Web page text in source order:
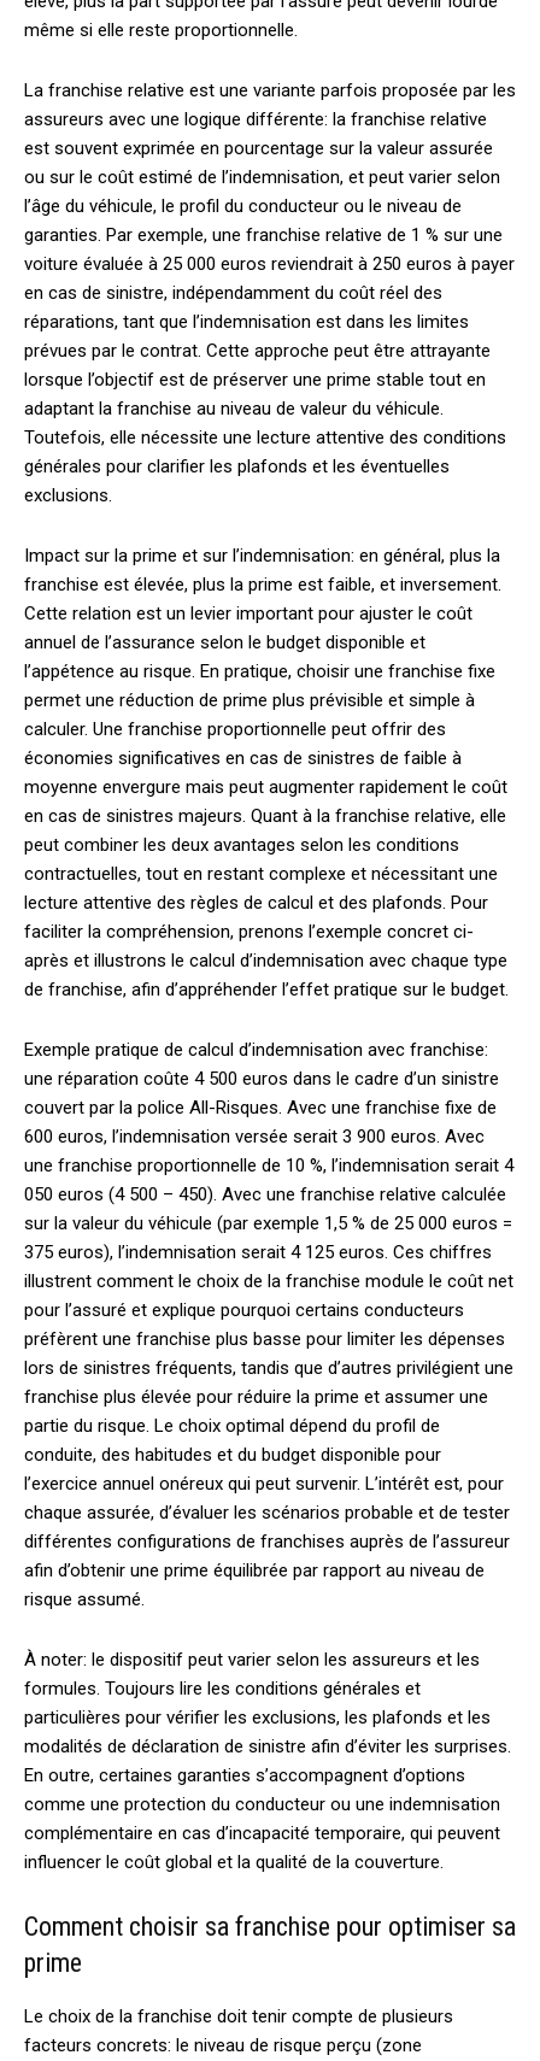
même si elle reste proportionnelle.
La franchise relative est une variante parfois proposée par les
assureurs avec une logique différente: la franchise relative
est souvent exprimée en pourcentage sur la valeur assurée
ou sur le coût estimé de l’indemnisation, et peut varier selon
l’âge du véhicule, le profil du conducteur ou le niveau de
garanties. Par exemple, une franchise relative de 1 % sur une
voiture évaluée à 25 000 euros reviendrait à 250 euros à payer
en cas de sinistre, indépendamment du coût réel des
réparations, tant que l’indemnisation est dans les limites
prévues par le contrat. Cette approche peut être attrayante
lorsque l’objectif est de préserver une prime stable tout en
adaptant la franchise au niveau de valeur du véhicule.
Toutefois, elle nécessite une lecture attentive des conditions
générales pour clarifier les plafonds et les éventuelles
exclusions.
Impact sur la prime et sur l’indemnisation: en général, plus la
franchise est élevée, plus la prime est faible, et inversement.
Cette relation est un levier important pour ajuster le coût
annuel de l’assurance selon le budget disponible et
l’appétence au risque. En pratique, choisir une franchise fixe
permet une réduction de prime plus prévisible et simple à
calculer. Une franchise proportionnelle peut offrir des
économies significatives en cas de sinistres de faible à
moyenne envergure mais peut augmenter rapidement le coût
en cas de sinistres majeurs. Quant à la franchise relative, elle
peut combiner les deux avantages selon les conditions
contractuelles, tout en restant complexe et nécessitant une
lecture attentive des règles de calcul et des plafonds. Pour
faciliter la compréhension, prenons l’exemple concret ci-
après et illustrons le calcul d’indemnisation avec chaque type
de franchise, afin d’appréhender l’effet pratique sur le budget.
Exemple pratique de calcul d’indemnisation avec franchise:
une réparation coûte 4 500 euros dans le cadre d’un sinistre
couvert par la police All-Risques. Avec une franchise fixe de
600 euros, l’indemnisation versée serait 3 900 euros. Avec
une franchise proportionnelle de 10 %, l’indemnisation serait 4
050 euros (4 500 – 450). Avec une franchise relative calculée
sur la valeur du véhicule (par exemple 1,5 % de 25 000 euros =
375 euros), l’indemnisation serait 4 125 euros. Ces chiffres
illustrent comment le choix de la franchise module le coût net
pour l’assuré et explique pourquoi certains conducteurs
préfèrent une franchise plus basse pour limiter les dépenses
lors de sinistres fréquents, tandis que d’autres privilégient une
franchise plus élevée pour réduire la prime et assumer une
partie du risque. Le choix optimal dépend du profil de
conduite, des habitudes et du budget disponible pour
l’exercice annuel onéreux qui peut survenir. L’intérêt est, pour
chaque assurée, d’évaluer les scénarios probable et de tester
différentes configurations de franchises auprès de l’assureur
afin d’obtenir une prime équilibrée par rapport au niveau de
risque assumé.
À noter: le dispositif peut varier selon les assureurs et les
formules. Toujours lire les conditions générales et
particulières pour vérifier les exclusions, les plafonds et les
modalités de déclaration de sinistre afin d’éviter les surprises.
En outre, certaines garanties s’accompagnent d’options
comme une protection du conducteur ou une indemnisation
complémentaire en cas d’incapacité temporaire, qui peuvent
influencer le coût global et la qualité de la couverture.
Comment choisir sa franchise pour optimiser sa
prime
Le choix de la franchise doit tenir compte de plusieurs
facteurs concrets: le niveau de risque perçu (zone